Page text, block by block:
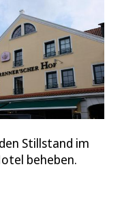
Stillstand im
beheben.